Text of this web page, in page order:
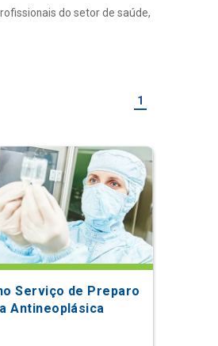
do setor de saúde,
1
Serviço de Preparo
Antineoplásica